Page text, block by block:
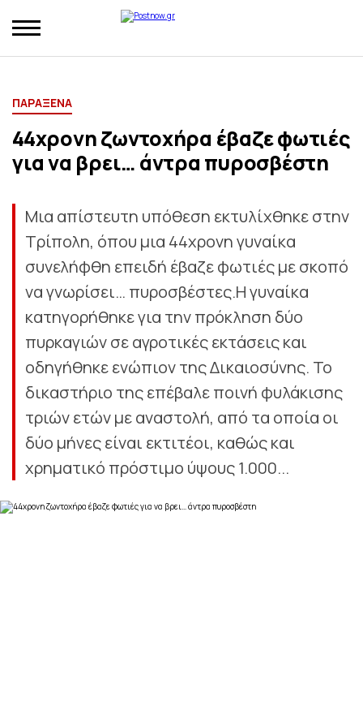
ΠΑΡΑΞΕΝΑ
44χρονη ζωντοχήρα έβαζε φωτιές
για να βρει… άντρα πυροσβέστη
Μια απίστευτη υπόθεση εκτυλίχθηκε στην
Τρίπολη, όπου μια 44χρονη γυναίκα
συνελήφθη επειδή έβαζε φωτιές με σκοπό
να γνωρίσει… πυροσβέστες.Η γυναίκα
κατηγορήθηκε για την πρόκληση δύο
πυρκαγιών σε αγροτικές εκτάσεις και
οδηγήθηκε ενώπιον της Δικαιοσύνης. Το
δικαστήριο της επέβαλε ποινή φυλάκισης
τριών ετών με αναστολή, από τα οποία οι
δύο μήνες είναι εκτιτέοι, καθώς και
χρηματικό πρόστιμο ύψους 1.000...